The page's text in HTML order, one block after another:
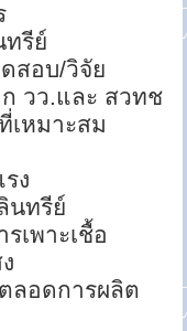
ทรีย์
สอบ/วิจัย
วว.และ สวทช
เหมาะสม
ง
นทรีย์
เพาะเชื้อ
ลอดการผลิต